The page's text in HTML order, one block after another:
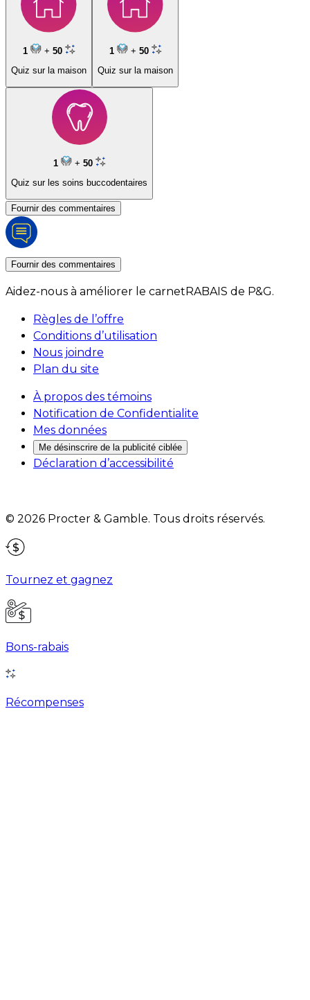
1 + 50
Quiz sur la maison
1 + 50
Quiz sur la maison
1 + 50
Quiz sur les soins buccodentaires
Fournir des commentaires
Fournir des commentaires
Aidez-nous à améliorer le carnetRABAIS de P&G.
Règles de l’offre
Conditions d’utilisation
Nous joindre
Plan du site
À propos des témoins
Notification de Confidentialite
Mes données
Me désinscrire de la publicité ciblée
Déclaration d’accessibilité
© 2026 Procter & Gamble. Tous droits réservés.
Tournez et gagnez
Bons-rabais
Récompenses